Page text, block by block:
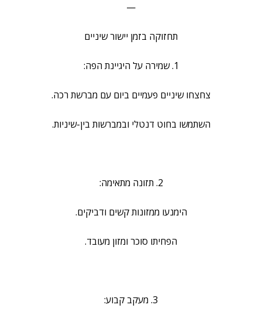
—
תחזוקה בזמן יישור שיניים
1. שמירה על היגיינת הפה:
צחצחו שיניים פעמיים ביום עם מברשת רכה.
השתמשו בחוט דנטלי ובמברשות בין-שיניות.
2. תזונה מתאימה:
הימנעו ממזונות קשים ודביקים.
הפחיתו סוכר ומזון מעובד.
3. מעקב קבוע: